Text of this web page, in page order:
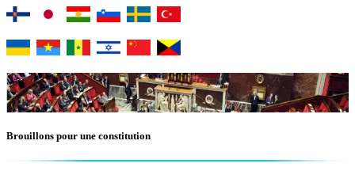
Brouillons pour une constitution